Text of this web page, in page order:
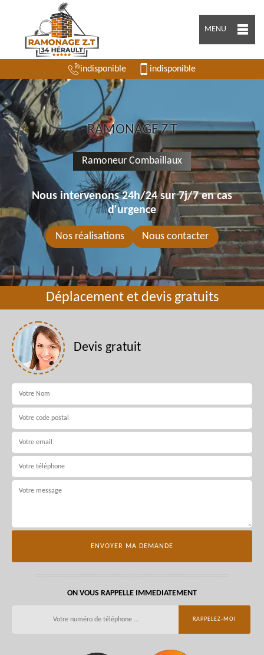
MENU
indisponible indisponible
RAMONAGE Z.T
Ramoneur Combaillaux
Nous intervenons 24h/24 sur 7j/7 en cas
d'urgence
Nos réalisations Nous contacter
Déplacement et devis gratuits
Devis gratuit
ON VOUS RAPPELLE IMMEDIATEMENT